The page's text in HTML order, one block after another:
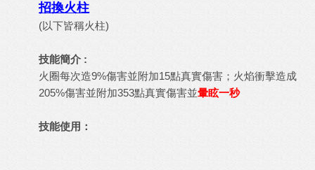
招換火柱
(以下皆稱火柱)
技能簡介 :
火圈每次造9%傷害並附加15點真實傷害；火焰衝擊造成
205%傷害並附加353點真實傷害並暈眩一秒
技能使用：